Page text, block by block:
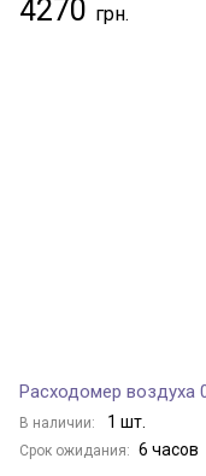
4270
Расходомер воздуха
В наличии: 1 шт.
Срок ожидания: 6 часов